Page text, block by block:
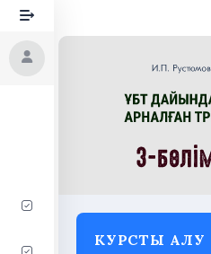
КУРСТЫ АЛУ